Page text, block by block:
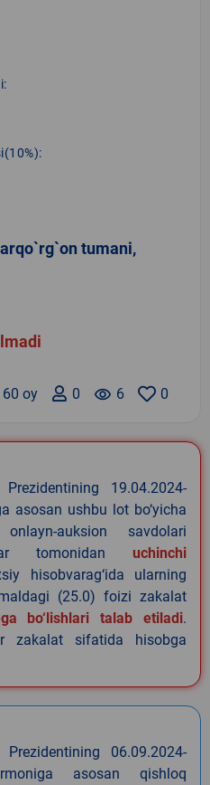
tumani,
0
remove_red_eye 6
0
60 oy
Prezidentining 19.04.2024-
asosan ushbu lot bo‘yicha
auksion savdolari
tomonidan uchinchi
hisobvarag‘ida ularning
(25.0) foizi zakalat
bo‘lishlari talab etiladi.
zakalat sifatida hisobga
06.09.2024-
asosan qishloq